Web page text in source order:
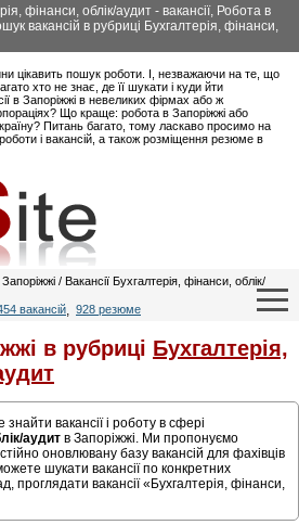
фінанси, облік/аудит - вакансії, Робота в
вакансій в рубриці Бухгалтерія, фінанси,
цікавить пошук роботи. І, незважаючи на те, що
хто не знає, де її шукати і куди йти
в Запоріжжі в невеликих фірмах або ж
Що краще: робота в Запоріжжі або
Питань багато, тому ласкаво просимо на
і вакансій, а також розміщення резюме в
/ Вакансії Бухгалтерія, фінанси, облік/
вакансій, 928 резюме
в рубриці Бухгалтерія,
вакансії і роботу в сфері
аудит в Запоріжжі. Ми пропонуємо
оновлювану базу вакансій для фахівців
шукати вакансії по конкретних
проглядати вакансії «Бухгалтерія, фінанси,